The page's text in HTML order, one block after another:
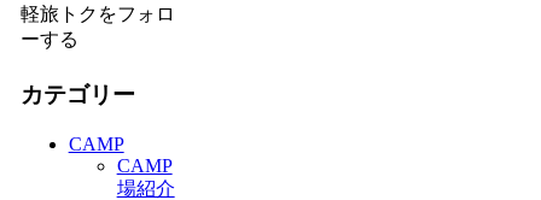
軽旅トクをフォロ
ーする
カテゴリー
CAMP
CAMP
場紹介